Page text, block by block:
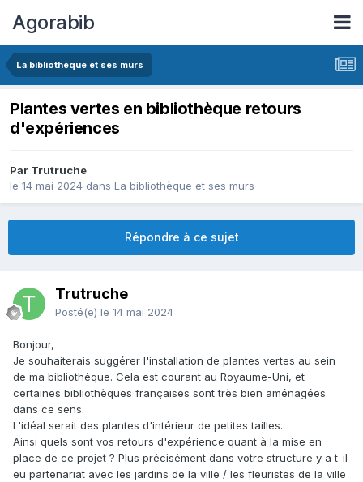
Agorabib
La bibliothèque et ses murs
Plantes vertes en bibliothèque retours
d'expériences
Par Trutruche
le 14 mai 2024 dans La bibliothèque et ses murs
Répondre à ce sujet
Trutruche
Posté(e) le 14 mai 2024
Bonjour,
Je souhaiterais suggérer l'installation de plantes vertes au sein
de ma bibliothèque. Cela est courant au Royaume-Uni, et
certaines bibliothèques françaises sont très bien aménagées
dans ce sens.
L'idéal serait des plantes d'intérieur de petites tailles.
Ainsi quels sont vos retours d'expérience quant à la mise en
place de ce projet ? Plus précisément dans votre structure y a t-il
eu partenariat avec les jardins de la ville / les fleuristes de la ville